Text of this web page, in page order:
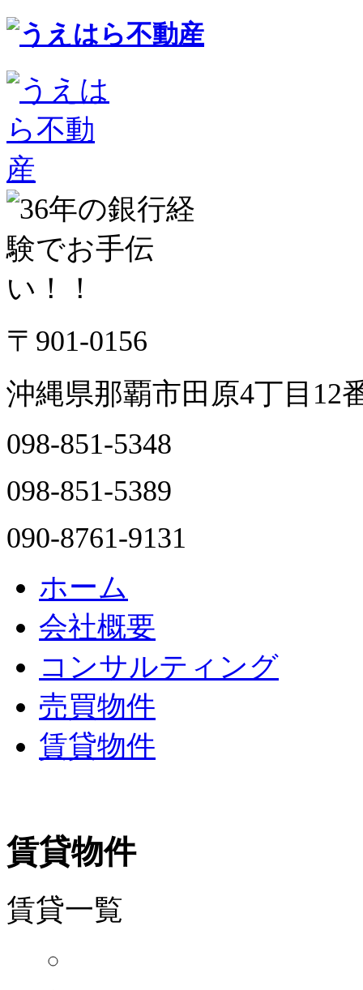
〒901-0156
沖縄県那覇市田原4丁目12
098-851-5348
098-851-5389
090-8761-9131
ホーム
会社概要
コンサルティング
売買物件
賃貸物件
賃貸物件
賃貸一覧